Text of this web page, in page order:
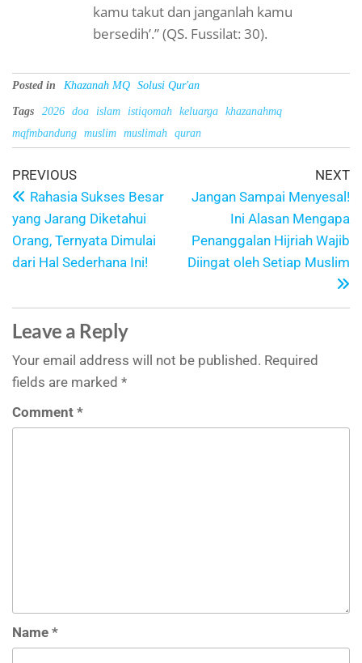
kamu takut dan janganlah kamu
bersedih’.” (QS. Fussilat: 30).
Posted in Khazanah MQ Solusi Qur'an
Tags 2026 doa islam istiqomah keluarga khazanahmq
mqfmbandung muslim muslimah quran
PREVIOUS
Rahasia Sukses Besar
yang Jarang Diketahui
Orang, Ternyata Dimulai
dari Hal Sederhana Ini!
NEXT
Jangan Sampai Menyesal!
Ini Alasan Mengapa
Penanggalan Hijriah Wajib
Diingat oleh Setiap Muslim
Leave a Reply
Your email address will not be published. Required
fields are marked *
Comment *
Name *